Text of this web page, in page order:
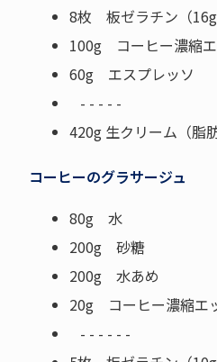
8枚 板ゼラチン（16g
100g コーヒー濃縮
60g エスプレッソ
- - - - -
420g 生クリーム（脂
コーヒーのグラサージュ
80g 水
200g 砂糖
200g 水あめ
20g コーヒー濃縮エ
- - - - - -